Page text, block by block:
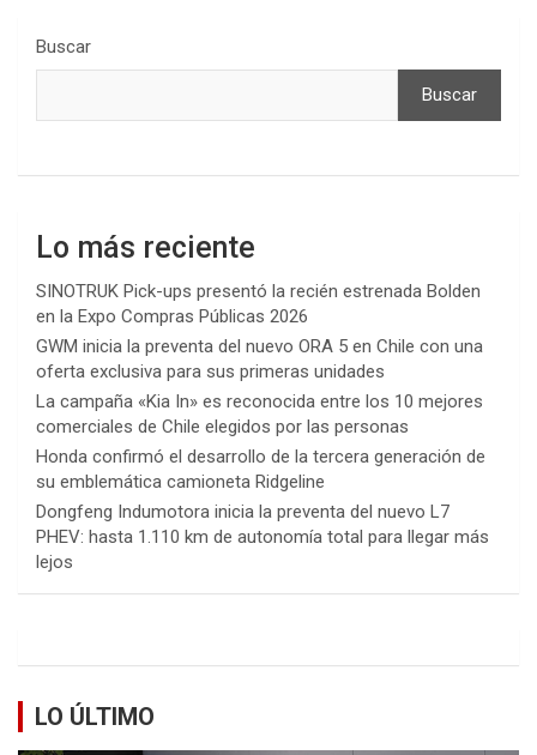
Buscar
Buscar
Lo más reciente
SINOTRUK Pick-ups presentó la recién estrenada Bolden
en la Expo Compras Públicas 2026
GWM inicia la preventa del nuevo ORA 5 en Chile con una
oferta exclusiva para sus primeras unidades
La campaña «Kia In» es reconocida entre los 10 mejores
comerciales de Chile elegidos por las personas
Honda confirmó el desarrollo de la tercera generación de
su emblemática camioneta Ridgeline
Dongfeng Indumotora inicia la preventa del nuevo L7
PHEV: hasta 1.110 km de autonomía total para llegar más
lejos
LO ÚLTIMO